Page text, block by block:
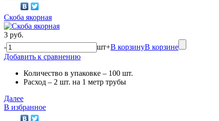
Скоба якорная
3 руб.
-
шт+В корзинуВ корзине
Добавить к сравнению
Количество в упаковке – 100 шт.
Расход – 2 шт. на 1 метр трубы
Далее
В избранное